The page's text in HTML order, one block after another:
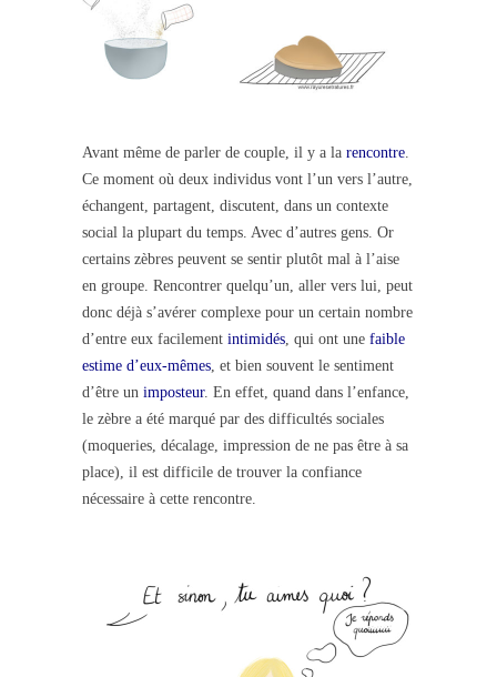
Avant même de parler de couple, il y a la rencontre
Ce moment où deux individus vont l’un vers l’autre,
échangent, partagent, discutent, dans un contexte
social la plupart du temps. Avec d’autres gens. Or
certains zèbres peuvent se sentir plutôt mal à l’aise
en groupe. Rencontrer quelqu’un, aller vers lui, peut
donc déjà s’avérer complexe pour un certain nombre
d’entre eux facilement intimidés , qui ont une faible
estime d’eux-mêmes , et bien souvent le sentiment
d’être un imposteur. En effet, quand dans l’enfance,
le zèbre a été marqué par des difficultés sociales
(moqueries, décalage, impression de ne pas être à sa
place), il est difficile de trouver la confiance
nécessaire à cette rencontre.